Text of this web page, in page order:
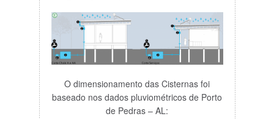
O dimensionamento das Cisternas foi
baseado nos dados pluviométricos de Porto
de Pedras – AL: